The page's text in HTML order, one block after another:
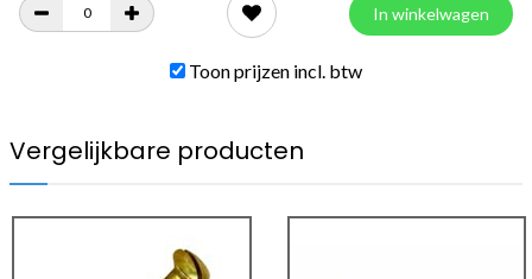
In winkelwagen
Toon prijzen incl. btw
Vergelijkbare producten